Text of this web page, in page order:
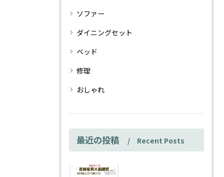
ソファー
ダイニングセット
ベッド
修理
おしゃれ
最近の投稿 Recent Posts